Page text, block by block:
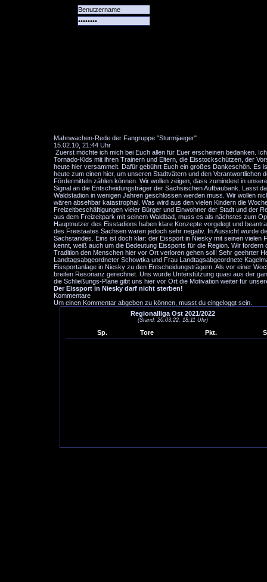
Mahnwachen-Rede der Fangruppe "Sturmjaeger"
15.02.10, 21:44 Uhr
Zuerst möchte ich mich bei Euch allen für Euer erscheinen bedanken.
Tornado-Kids mit ihren Trainern und Eltern, die Eisstockschützen, der
heute hier versammelt. Dafür gebührt Euch ein großes Dankeschön. Es
heute zum einen hier, um unseren Stadtvätern und den
Fördermitteln zählen können. Wir wollen zeigen, dass zumindest in
Signal an die Entscheidungsträger der Sächsischen Aufbaubank. Lasst
Waldstadion in wenigen Jahren geschlossen werden muss. Wir wollen
wären absehbar katastrophal. Was wird aus den vielen Kindern die
Freizeitbeschäftigungen vieler Bürger und Einwohner der Stadt und der
aus dem Freizeitpark mit seinem Waldbad, muss es als nächstes zum
Hauptnutzer des Eisstadions haben klare Konzepte vorgelegt und
des Freistaates Sachsen waren jedoch sehr negativ. In Aussicht wurde
Sachstandes. Eins ist doch klar: der Eissport in Niesky mit seinen
kennt, weiß auch um die Bedeutung Eissports für die Region. Wir
Tradition den Menschen hier vor Ort verloren gehen soll! Sehr geehrter
Landtagsabgeordneter Schowtka und Frau Landtagsabgeordnete
Eissportanlage in Niesky zu den Entscheidungsträgern. Als vor einer
breiten Resonanz gerechnet. Uns wurde Unterstützung quasi aus der
die Schließungs-Pläne gibt uns hier vor Ort die Motivation weiter für
Der Eissport in Niesky darf nicht sterben!
Kommentare
Um einen Kommentar abgeben zu können, musst du eingeloggt sein.
Regionalliga Ost 2021/2022
(Stand: 20.03.22, 18:11 Uhr)
Sp. Tore Pkt.